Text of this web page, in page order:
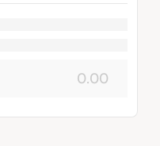
0.00